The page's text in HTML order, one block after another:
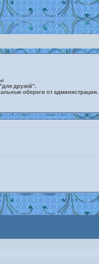
друзей".
обереги от администрации.